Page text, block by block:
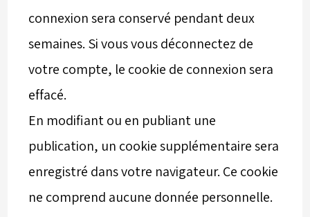
connexion sera conservé pendant deux
semaines. Si vous vous déconnectez de
votre compte, le cookie de connexion sera
effacé.
En modifiant ou en publiant une
publication, un cookie supplémentaire sera
enregistré dans votre navigateur. Ce cookie
ne comprend aucune donnée personnelle.